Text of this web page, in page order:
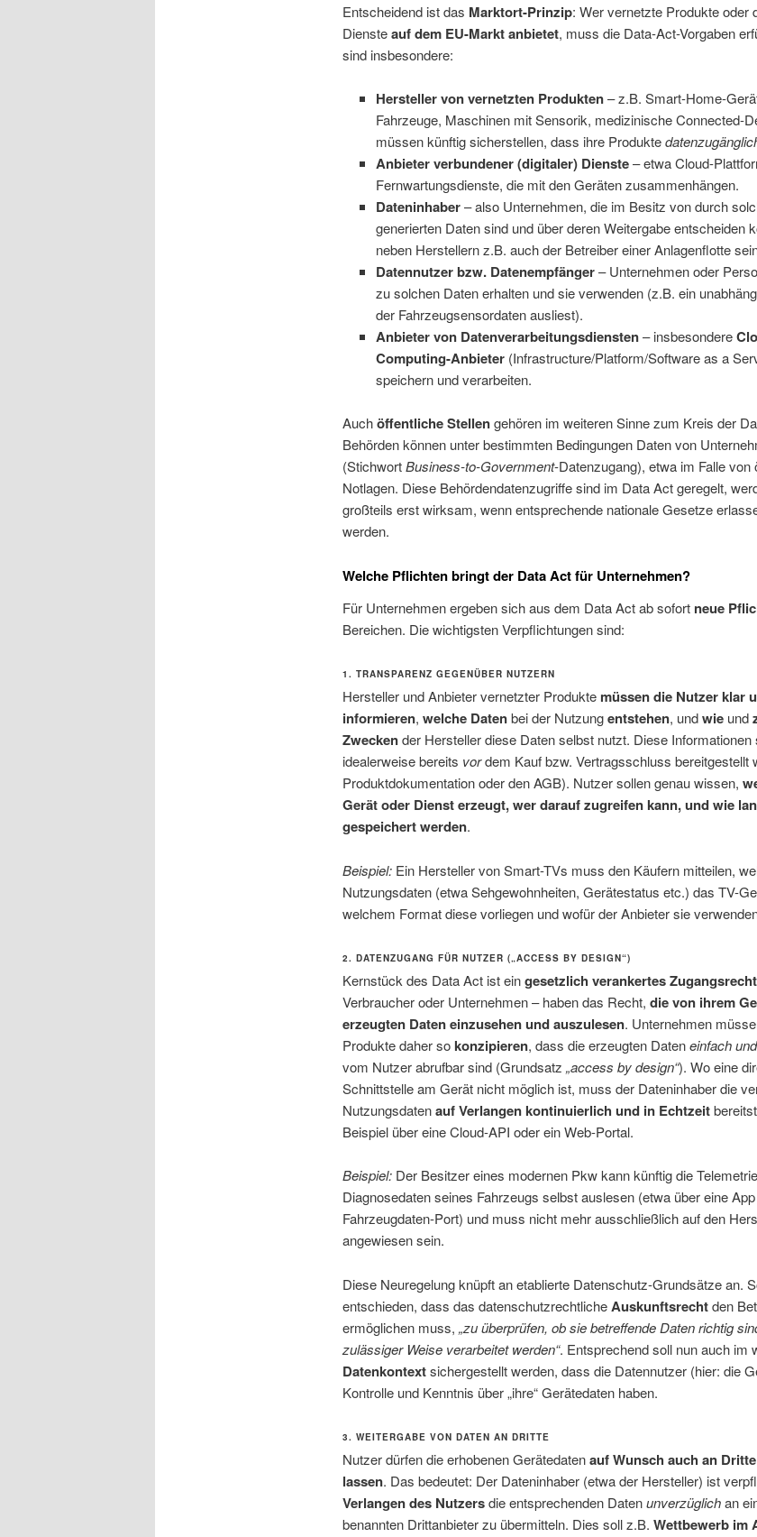
Entscheidend ist das Marktort-Prinzip: Wer vernetzte Produkte oder
Diensteauf dem EU-Markt anbietet, muss die Data-Act-Vorgaben
sind insbesondere:
Hersteller von vernetzten Produkten– z.B. Smart-Home-
Fahrzeuge, Maschinen mit Sensorik, medizinische Connected-
müssen künftig sicherstellen, dass ihre Produkte
Anbieter verbundener (digitaler) Dienste– etwa Cloud-
Fernwartungsdienste, die mit den Geräten zusammenhängen.
Dateninhaber– also Unternehmen, die im Besitz von durch
generierten Daten sind und über deren Weitergabe entscheiden
neben Herstellern z.B. auch der Betreiber einer Anlagenflotte
Datennutzer bzw. Datenempfänger– Unternehmen oder
zu solchen Daten erhalten und sie verwenden (z.B. ein
der Fahrzeugsensordaten ausliest).
Anbieter von Datenverarbeitungsdiensten– insbesondere
Computing-Anbieter (Infrastructure/Platform/Software as a
speichern und verarbeiten.
Auchöffentliche Stellengehören im weiteren Sinne zum Kreis der
Behörden können unter bestimmten Bedingungen Daten von
(StichwortBusiness-to-Government-Datenzugang), etwa im Falle von
Notlagen. Diese Behördendatenzugriffe sind im Data Act geregelt,
großteils erst wirksam, wenn entsprechende nationale Gesetze
werden.
Welche Pflichten bringt der Data Act für Unternehmen?
Für Unternehmen ergeben sich aus dem Data Act ab sofort neue
Bereichen. Die wichtigsten Verpflichtungen sind:
1. TRANSPARENZ GEGENÜBER NUTZERN
Hersteller und Anbieter vernetzter Produkte müssen die Nutzer klar
informieren, welche Datenbei der Nutzungentstehen, undwieund
Zweckender Hersteller diese Daten selbst nutzt. Diese Informationen
idealerweise bereits vordem Kauf bzw. Vertragsschluss bereitgestellt
Produktdokumentation oder den AGB). Nutzer sollen genau wissen,
Gerät oder Dienst erzeugt, wer darauf zugreifen kann, und wie
gespeichert werden.
Beispiel:Ein Hersteller von Smart-TVs muss den Käufern mitteilen,
Nutzungsdaten (etwa Sehgewohnheiten, Gerätestatus etc.) das TV-
welchem Format diese vorliegen und wofür der Anbieter sie
2. DATENZUGANG FÜR NUTZER („ACCESS BY DESIGN“)
Kernstück des Data Act ist eingesetzlich verankertes Zugangsrecht
Verbraucher oder Unternehmen – haben das Recht, die von ihrem
erzeugten Daten einzusehen und auszulesen. Unternehmen
Produkte daher sokonzipieren, dass die erzeugten Dateneinfach
vom Nutzer abrufbar sind (Grundsatz „access by design“). Wo eine
Schnittstelle am Gerät nicht möglich ist, muss der Dateninhaber die
Nutzungsdatenauf Verlangen kontinuierlich und in Echtzeit
Beispiel über eine Cloud-API oder ein Web-Portal.
Beispiel:Der Besitzer eines modernen Pkw kann künftig die
Diagnosedaten seines Fahrzeugs selbst auslesen (etwa über eine
Fahrzeugdaten-Port) und muss nicht mehr ausschließlich auf den
angewiesen sein.
Diese Neuregelung knüpft an etablierte Datenschutz-Grundsätze an.
entschieden, dass das datenschutzrechtlicheAuskunftsrechtden
ermöglichen muss, „zu überprüfen, ob sie betreffende Daten richtig
zulässiger Weise verarbeitet werden“. Entsprechend soll nun auch im
Datenkontextsichergestellt werden, dass die Datennutzer (hier: die
Kontrolle und Kenntnis über „ihre“ Gerätedaten haben.
3. WEITERGABE VON DATEN AN DRITTE
Nutzer dürfen die erhobenen Gerätedatenauf Wunsch auch an
lassen. Das bedeutet: Der Dateninhaber (etwa der Hersteller) ist
Verlangen des Nutzersdie entsprechenden Datenunverzüglichan
benannten Drittanbieter zu übermitteln. Dies soll z.B. Wettbewerb im